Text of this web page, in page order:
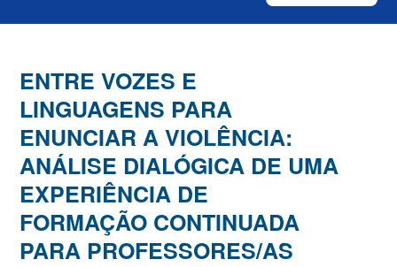
ENTRE VOZES E
LINGUAGENS PARA
ENUNCIAR A VIOLÊNCIA:
ANÁLISE DIALÓGICA DE UMA
EXPERIÊNCIA DE
FORMAÇÃO CONTINUADA
PARA PROFESSORES/AS